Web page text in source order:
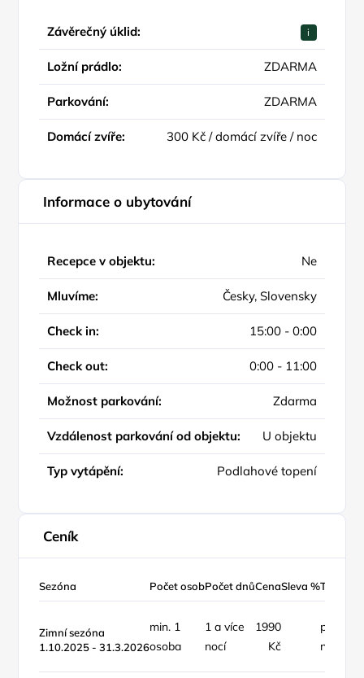
Závěrečný úklid: i
Ložní prádlo: ZDARMA
Parkování: ZDARMA
Domácí zvíře: 300 Kč / domácí zvíře / noc
Informace o ubytování
Recepce v objektu: Ne
Mluvíme: Česky, Slovensky
Check in: 15:00 - 0:00
Check out: 0:00 - 11:00
Možnost parkování: Zdarma
Vzdálenost parkování od objektu: U objektu
Typ vytápění: Podlahové topení
Ceník
Sezóna Počet osobPočet dnůCenaSleva %Typ ceny
Zimní sezóna
1.10.2025 - 31.3.2026
min. 1
osoba
1 a více
nocí
1990
Kč
pokoj /
noc